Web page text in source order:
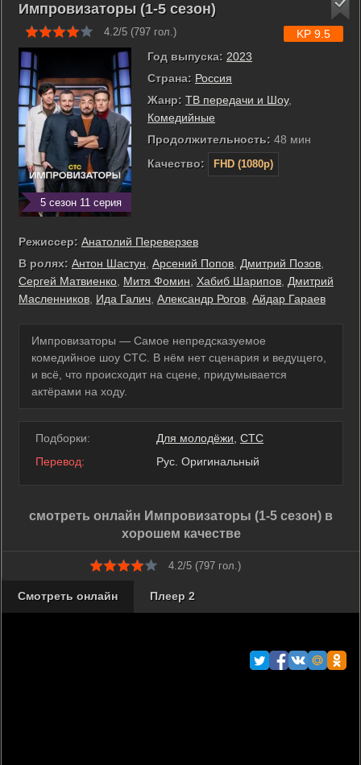
Импровизаторы (1-5 сезон)
4.2/5 (797 гол.)
5 сезон 11 серия
Год выпуска: 2023
Страна: Россия
Жанр: ТВ передачи и Шоу,
Комедийные
Продолжительность: 48 мин
Качество:
FHD (1080p)
KP 9.5
Режиссер: Анатолий Переверзев
В ролях: Антон Шастун Арсений Попов Дмитрий Позов
Сергей Матвиенко Митя Фомин Хабиб Шарипов Дмитрий
Масленников Ида Галич Александр Рогов Айдар Гараев
Импровизаторы — Самое непредсказуемое
комедийное шоу СТС. В нём нет сценария и ведущего,
и всё, что происходит на сцене, придумывается
актёрами на ходу.
Подборки: Для молодёжи СТС
Перевод:
Рус. Оригинальный
смотреть онлайн Импровизаторы (1-5 сезон) в
хорошем качестве
4.2/5 (797гол.)
Смотреть онлайн Плеер 2